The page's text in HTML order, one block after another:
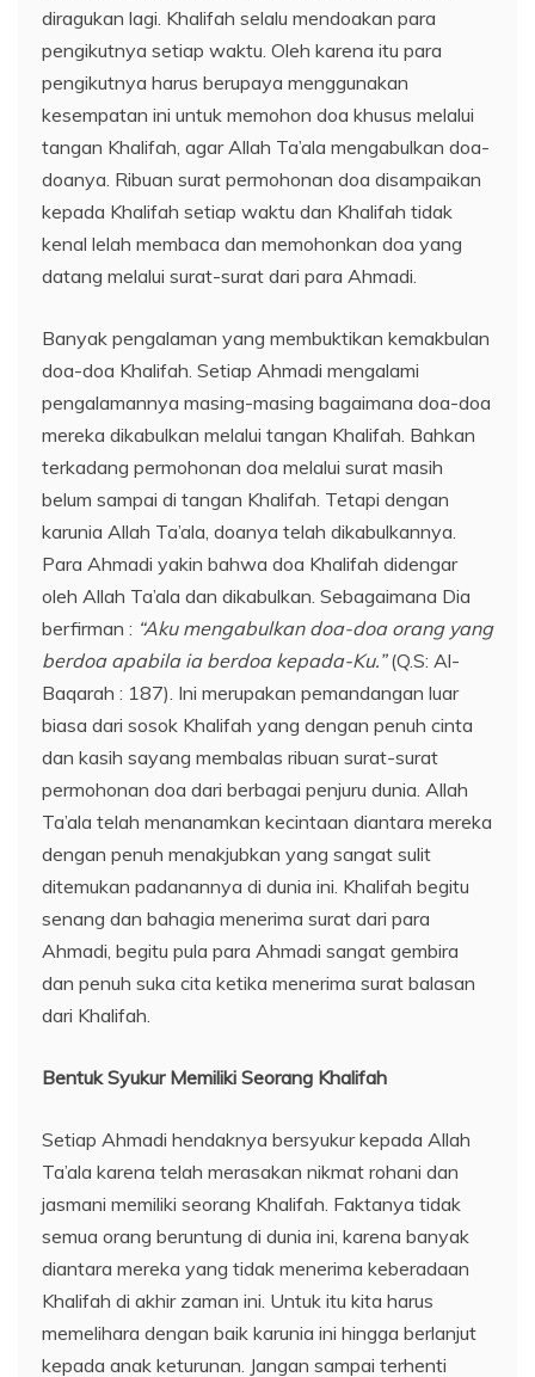
diragukan lagi. Khalifah selalu mendoakan para
pengikutnya setiap waktu. Oleh karena itu para
pengikutnya harus berupaya menggunakan
kesempatan ini untuk memohon doa khusus melalui
tangan Khalifah, agar Allah Ta’ala mengabulkan doa-
doanya. Ribuan surat permohonan doa disampaikan
kepada Khalifah setiap waktu dan Khalifah tidak
kenal lelah membaca dan memohonkan doa yang
datang melalui surat-surat dari para Ahmadi.
Banyak pengalaman yang membuktikan kemakbulan
doa-doa Khalifah. Setiap Ahmadi mengalami
pengalamannya masing-masing bagaimana doa-doa
mereka dikabulkan melalui tangan Khalifah. Bahkan
terkadang permohonan doa melalui surat masih
belum sampai di tangan Khalifah. Tetapi dengan
karunia Allah Ta’ala, doanya telah dikabulkannya.
Para Ahmadi yakin bahwa doa Khalifah didengar
oleh Allah Ta’ala dan dikabulkan. Sebagaimana Dia
berfirman : “Aku mengabulkan doa-doa orang yang
berdoa apabila ia berdoa kepada-Ku.”(Q.S: Al-
Baqarah : 187). Ini merupakan pemandangan luar
biasa dari sosok Khalifah yang dengan penuh cinta
dan kasih sayang membalas ribuan surat-surat
permohonan doa dari berbagai penjuru dunia. Allah
Ta’ala telah menanamkan kecintaan diantara mereka
dengan penuh menakjubkan yang sangat sulit
ditemukan padanannya di dunia ini. Khalifah begitu
senang dan bahagia menerima surat dari para
Ahmadi, begitu pula para Ahmadi sangat gembira
dan penuh suka cita ketika menerima surat balasan
dari Khalifah.
Bentuk Syukur Memiliki Seorang Khalifah
Setiap Ahmadi hendaknya bersyukur kepada Allah
Ta’ala karena telah merasakan nikmat rohani dan
jasmani memiliki seorang Khalifah. Faktanya tidak
semua orang beruntung di dunia ini, karena banyak
diantara mereka yang tidak menerima keberadaan
Khalifah di akhir zaman ini. Untuk itu kita harus
memelihara dengan baik karunia ini hingga berlanjut
kepada anak keturunan. Jangan sampai terhenti